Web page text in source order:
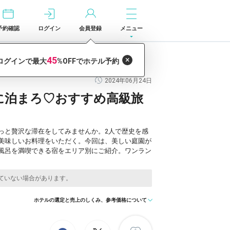
約確認 ログイン 会員登録 メニュー
2024年06月24日
泊まろ♡おすすめ高級旅
贅沢な滞在をしてみませんか。2人で歴史を感
しいお料理をいただく。今回は、美しい庭園が
を満喫できる宿をエリア別にご紹介。ワンラン
ホテルの選定と売上のしくみ、参考価格について